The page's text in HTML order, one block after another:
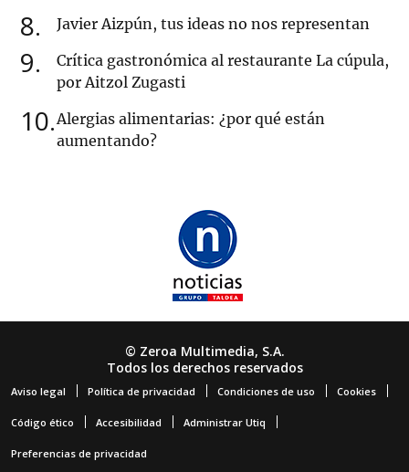
8 Javier Aizpún, tus ideas no nos representan
9
Crítica gastronómica al restaurante La cúpula,
por Aitzol Zugasti
10 Alergias alimentarias: ¿por qué están
aumentando?
© Zeroa Multimedia, S.A.
Todos los derechos reservados
Aviso legal Política de privacidad Condiciones de uso Cookies
Código ético Accesibilidad Administrar Utiq
Preferencias de privacidad